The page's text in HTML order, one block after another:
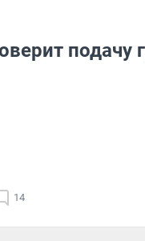
подачу
14